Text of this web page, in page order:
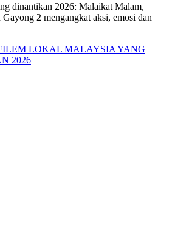
dinantikan 2026: Malaikat Malam,
2 mengangkat aksi, emosi dan
LOKAL MALAYSIA YANG
2026